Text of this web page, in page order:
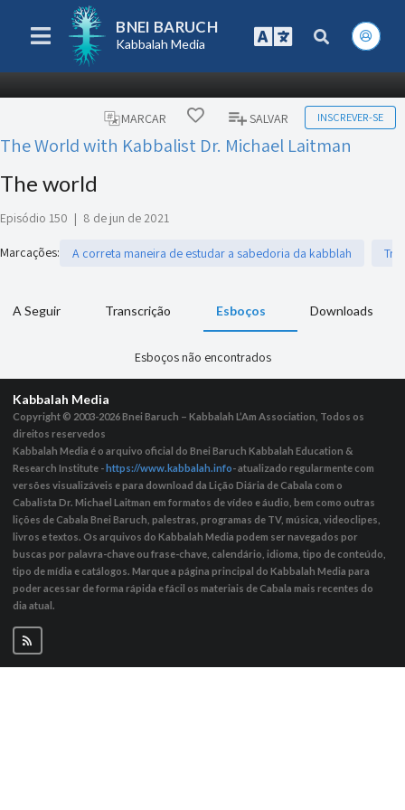
BNEI BARUCH
Kabbalah Media
MARCAR SALVAR INSCREVER-SE
The World with Kabbalist Dr. Michael Laitman
The world
Episódio 150 | 8 de jun de 2021
Marcações: A correta maneira de estudar a sabedoria da kabblah
A Seguir Transcrição Esboços Downloads
Esboços não encontrados
Kabbalah Media
Copyright © 2003-2026Bnei Baruch – Kabbalah L’Am Association, Todos os
direitos reservedos
Kabbalah Media é o arquivo oficial do Bnei Baruch Kabbalah Education &
Research Institute - https://www.kabbalah.info- atualizado regularmente com
versões visualizáveis ​​e para download da Lição Diária de Cabala com o
Cabalista Dr. Michael Laitman em formatos de vídeo e áudio, bem como outras
lições de Cabala Bnei Baruch, palestras, programas de TV, música, videoclipes,
livros e textos. Os arquivos do Kabbalah Media podem ser navegados por
buscas por palavra-chave ou frase-chave, calendário, idioma, tipo de conteúdo,
tipo de mídia e catálogos. Marque a página principal do Kabbalah Media para
poder acessar de forma rápida e fácil os materiais de Cabala mais recentes do
dia atual.